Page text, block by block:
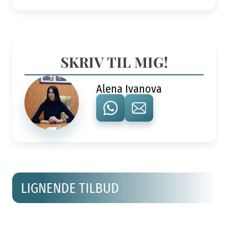
SKRIV TIL MIG!
Alena Ivanova
LIGNENDE TILBUD